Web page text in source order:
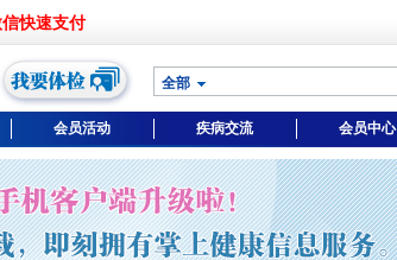
快速支付
全部
会员活动 疾病交流 会员中心